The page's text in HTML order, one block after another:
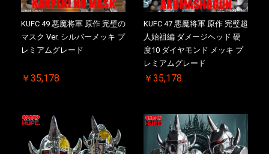
KUFC 49 悪魔将軍 原作 完璧の
マスク Ver. シルバーメッキ プ
レミアムグレード
￥35,178
KUFC 47 悪魔将軍 原作 完璧超
人始祖編 ダメージヘッド 硬
度10 ダイヤモンド メッキ プ
レミアムグレード
￥35,178